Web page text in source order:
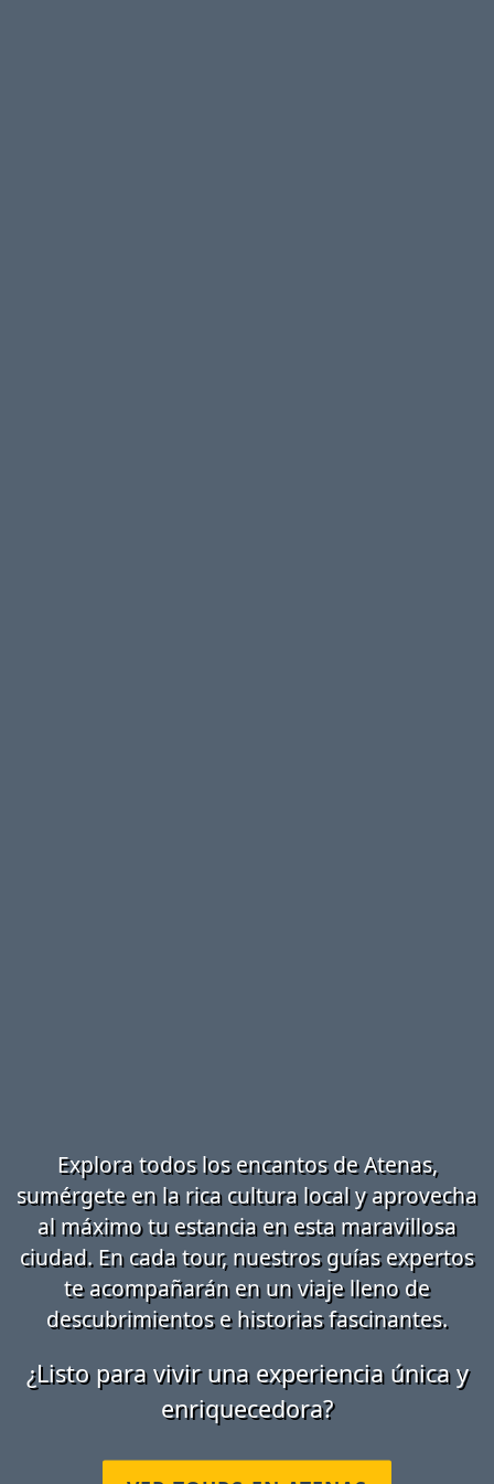
Explora todos los encantos de Atenas,
sumérgete en la rica cultura local y aprovecha
al máximo tu estancia en esta maravillosa
ciudad. En cada tour, nuestros guías expertos
te acompañarán en un viaje lleno de
descubrimientos e historias fascinantes.
¿Listo para vivir una experiencia única y
enriquecedora?